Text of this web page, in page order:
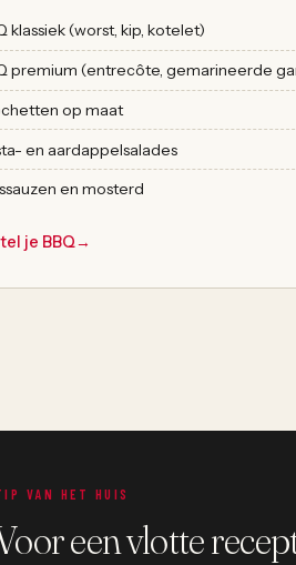
klassiek (worst, kip, kotelet)
premium (entrecôte, gemarineerde
op maat
en aardappelsalades
en mosterd
je BBQ→
VAN HET HUIS
een vlotte